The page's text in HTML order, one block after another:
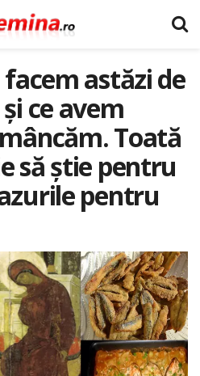
astăzi de
ce avem
Toată
să știe pentru
pentru